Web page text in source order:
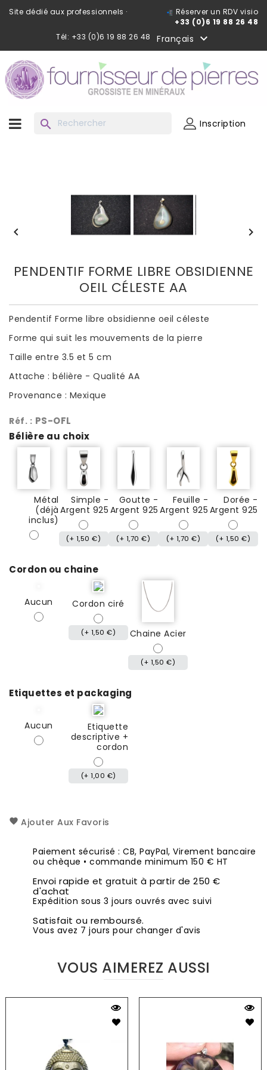
Site dédié aux professionnels ·
Réserver un RDV visio
+33 (0)6 19 88 26 48
Tél: +33 (0)6 19 88 26 48
Français 
search Inscription
 
PENDENTIF FORME LIBRE OBSIDIENNE
OEIL CÉLESTE AA
Pendentif Forme libre obsidienne oeil céleste
Forme qui suit les mouvements de la pierre
Taille entre 3.5 et 5 cm
Attache : bélière - Qualité AA
Provenance : Mexique
Réf. : PS-OFL
Bélière au choix
Métal
(déjà
inclus)
Simple -
Argent 925
(+ 1,50 €)
Goutte -
Argent 925
(+ 1,70 €)
Feuille -
Argent 925
(+ 1,70 €)
Dorée -
Argent 925
(+ 1,50 €)
Cordon ou chaine
Aucun Cordon ciré
(+ 1,50 €) Chaine Acier
(+ 1,50 €)
Etiquettes et packaging
Aucun
Etiquette
descriptive +
cordon
(+ 1,00 €)
Ajouter Aux Favoris
Paiement sécurisé : CB, PayPal, Virement bancaire
ou chèque • commande minimum 150 € HT
Envoi rapide et gratuit à partir de 250 €
d'achat
Expédition sous 3 jours ouvrés avec suivi
Satisfait ou remboursé.
Vous avez 7 jours pour changer d'avis
VOUS AIMEREZ AUSSI